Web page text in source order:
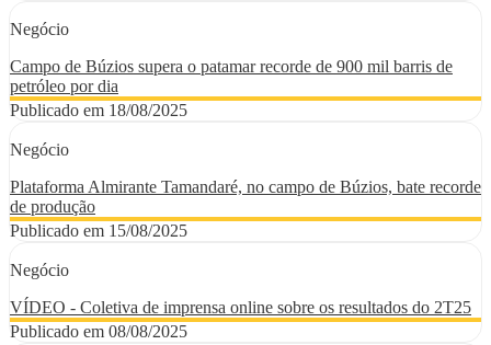
Negócio
Campo de Búzios supera o patamar recorde de 900 mil barris de
petróleo por dia
Publicado em 18/08/2025
Negócio
Plataforma Almirante Tamandaré, no campo de Búzios, bate recorde
de produção
Publicado em 15/08/2025
Negócio
VÍDEO - Coletiva de imprensa online sobre os resultados do 2T25
Publicado em 08/08/2025